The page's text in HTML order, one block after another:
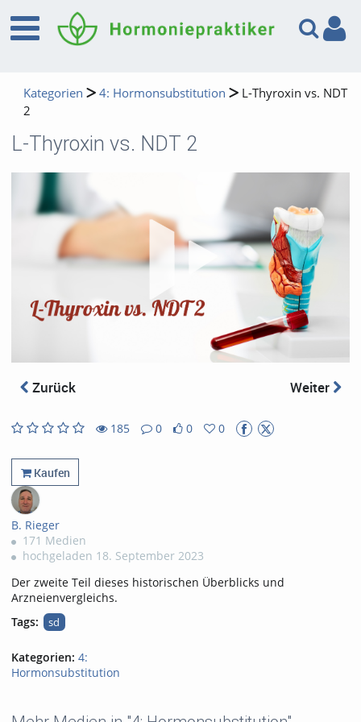
Kategorien 4: Hormonsubstitution
L-Thyroxin vs. NDT
2
L-Thyroxin vs. NDT 2
Zurück Weiter
185
views
0
Kommentare
0
likes
0
favorites
Kaufen
B. Rieger
171 Medien
hochgeladen 18. September 2023
Der zweite Teil dieses historischen Überblicks und
Arzneienvergleichs.
Tags:
sd
Kategorien: 4:
Hormonsubstitution